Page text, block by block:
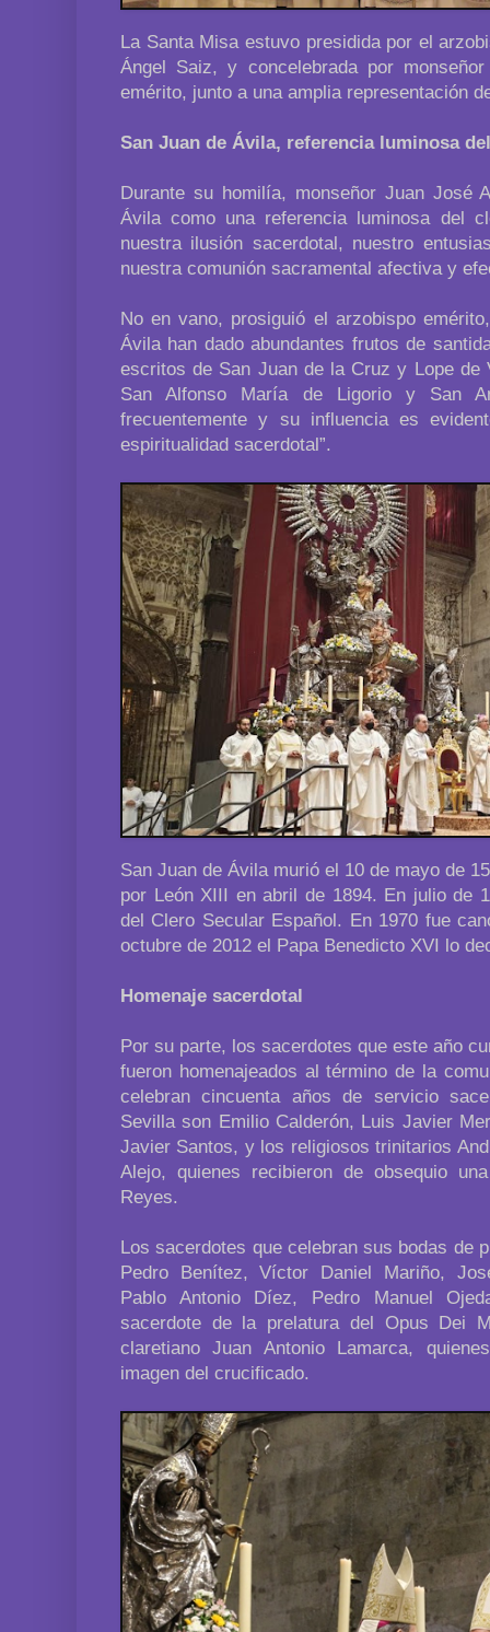
La Santa Misa estuvo presidida por el
Ángel Saiz, y concelebrada por
emérito, junto a una amplia representación
San Juan de Ávila, referencia luminosa
Durante su homilía, monseñor Juan José
Ávila como una referencia luminosa del
nuestra ilusión sacerdotal, nuestro
nuestra comunión sacramental afectiva y
No en vano, prosiguió el arzobispo
Ávila han dado abundantes frutos de
escritos de San Juan de la Cruz y Lope de
San Alfonso María de Ligorio y San
frecuentemente y su influencia es
espiritualidad sacerdotal”.
San Juan de Ávila murió el 10 de mayo de
por León XIII en abril de 1894. En julio de
del Clero Secular Español. En 1970 fue
octubre de 2012 el Papa Benedicto XVI lo
Homenaje sacerdotal
Por su parte, los sacerdotes que este año
fueron homenajeados al término de la
celebran cincuenta años de servicio
Sevilla son Emilio Calderón, Luis Javier
Javier Santos, y los religiosos trinitarios
Alejo, quienes recibieron de obsequio
Reyes.
Los sacerdotes que celebran sus bodas de
Pedro Benítez, Víctor Daniel Mariño,
Pablo Antonio Díez, Pedro Manuel
sacerdote de la prelatura del Opus Dei
claretiano Juan Antonio Lamarca,
imagen del crucificado.